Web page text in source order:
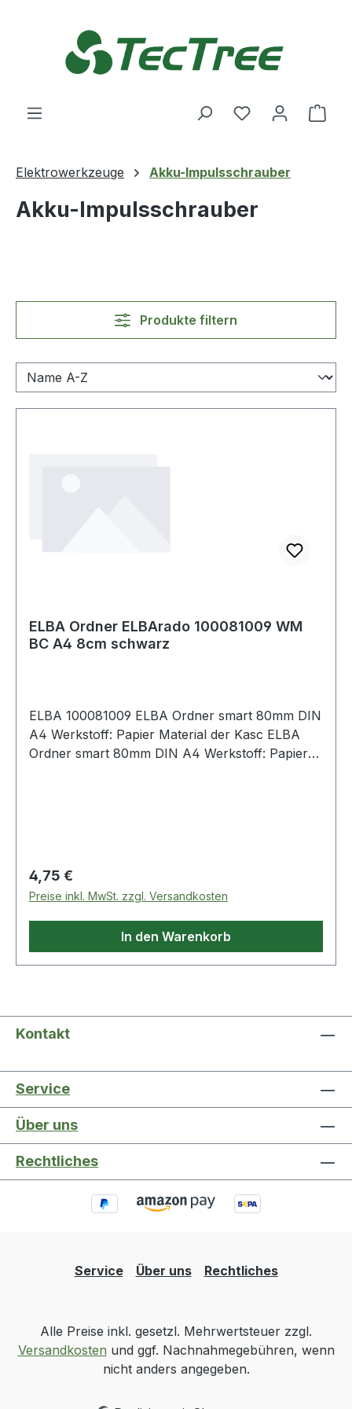
Du hast 0
Elektrowerkzeuge Akku-Impulsschrauber
Akku-Impulsschrauber
Produkte filtern
ELBA Ordner ELBArado 100081009 WM
BC A4 8cm schwarz
ELBA 100081009 ELBA Ordner smart 80mm DIN
A4 Werkstoff: Papier Material der Kasc ELBA
Ordner smart 80mm DIN A4 Werkstoff: Papier
Regulärer Preis:
4,75 €
Preise inkl. MwSt. zzgl. Versandkosten
In den Warenkorb
Kontakt
Service
Über uns
Rechtliches
Service Über uns Rechtliches
Alle Preise inkl. gesetzl. Mehrwertsteuer zzgl.
Versandkosten und ggf. Nachnahmegebühren, wenn
nicht anders angegeben.